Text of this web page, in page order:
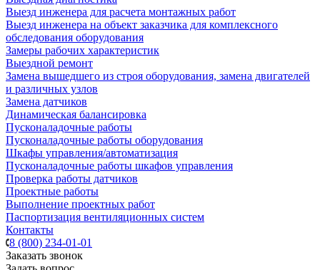
Выезд инженера для расчета монтажных работ
Выезд инженера на объект заказчика для комплексного
обследования оборудования
Замеры рабочих характеристик
Выездной ремонт
Замена вышедшего из строя оборудования, замена двигателей
и различных узлов
Замена датчиков
Динамическая балансировка
Пусконаладочные работы
Пусконаладочные работы оборудования
Шкафы управления/автоматизация
Пусконаладочные работы шкафов управления
Проверка работы датчиков
Проектные работы
Выполнение проектных работ
Паспортизация вентиляционных систем
Контакты
8 (800) 234-01-01
Заказать звонок